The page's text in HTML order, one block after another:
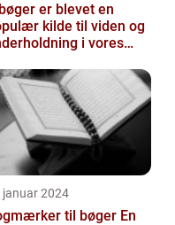
er blevet en
kilde til viden og
i vores
januar 2024
til bøger En